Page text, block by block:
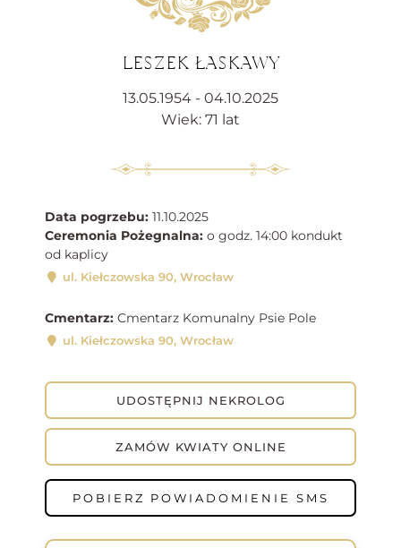
LESZEK ŁASKAWY
13.05.1954 - 04.10.2025
Wiek: 71 lat
Data pogrzebu: 11.10.2025
Ceremonia Pożegnalna: o godz. 14:00 kondukt
od kaplicy
ul. Kiełczowska 90, Wrocław
Cmentarz: Cmentarz Komunalny Psie Pole
ul. Kiełczowska 90, Wrocław
UDOSTĘPNIJ NEKROLOG
ZAMÓW KWIATY ONLINE
POBIERZ POWIADOMIENIE SMS